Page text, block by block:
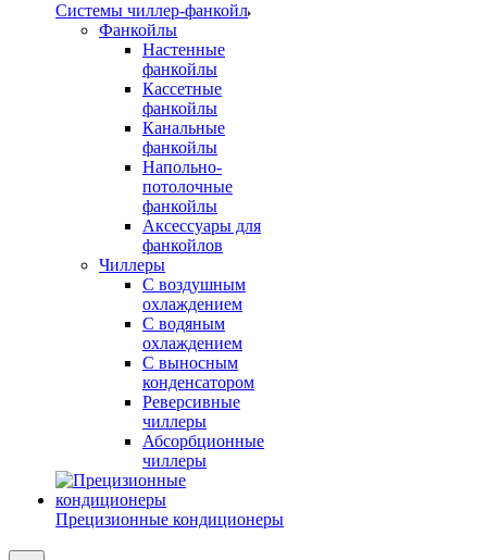
Системы чиллер-фанкойл
Фанкойлы
Настенные
фанкойлы
Кассетные
фанкойлы
Канальные
фанкойлы
Напольно-
потолочные
фанкойлы
Аксессуары для
фанкойлов
Чиллеры
С воздушным
охлаждением
С водяным
охлаждением
С выносным
конденсатором
Реверсивные
чиллеры
Абсорбционные
чиллеры
Прецизионные кондиционеры